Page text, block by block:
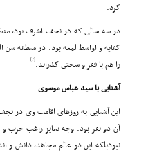
کرد.
کفایه و اواسط لمعه بود. در منطقه سن
را هم با فقر و سختى گذراند.[7]
آشنایى با سید عباس موسوى
این آشنایى به روزهاى اقامت وى در
آن دو نفر بود. وجه تمایز راغب حرب
نبودبلکه این دو عالم مجاهد، دانش و